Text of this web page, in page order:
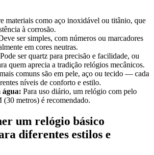
materiais como aço inoxidável ou titânio, que
à corrosão.
ser simples, com números ou marcadores
em cores neutras.
Pode ser quartz para precisão e facilidade, ou
quem aprecia a tradição relógios mecânicos.
comuns são em pele, aço ou tecido — cada
níveis de conforto e estilo.
água: Para uso diário, um relógio com pelo
(30 metros) é recomendado.
um relógio básico
diferentes estilos e